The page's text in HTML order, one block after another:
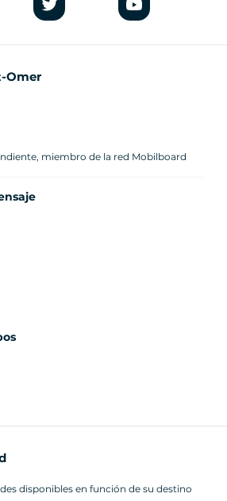
Omer
miembro de la red Mobilboard
disponibles en función de su destino